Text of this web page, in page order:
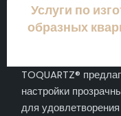
Услуги по
образных
TOQUARTZ®
настройки
для